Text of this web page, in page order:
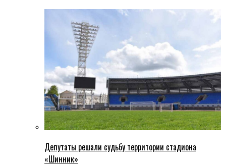
Депутаты решали судьбу территории стадиона
«Шинник»